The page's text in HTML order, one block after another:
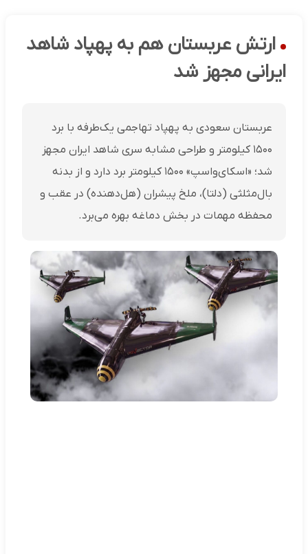
ارتش عربستان هم به پهپاد شاهد
ایرانی مجهز شد
عربستان سعودی به پهپاد تهاجمی یک‌طرفه با برد
۱۵۰۰ کیلومتر و طراحی مشابه سری شاهد ایران مجهز
شد؛ «اسکای‌واسپ» ۱۵۰۰ کیلومتر برد دارد و از بدنه
بال‌مثلثی (دلتا)، ملخ پیشران (هل‌دهنده) در عقب و
محفظه مهمات در بخش دماغه بهره می‌برد.